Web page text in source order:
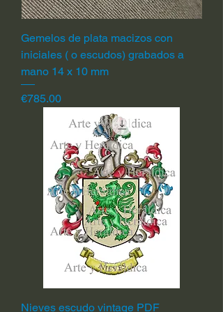
Gemelos de plata macizos con
iniciales ( o escudos) grabados a
mano 14 x 10 mm
Price
€785.00
Nieves escudo vintage PDF